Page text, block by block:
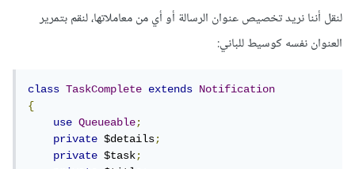
لنقل أننا نريد تخصيص عنوان الرسالة أو أي من معاملاتها، لنقم بتمرير
العنوان نفسه كوسيط للباني:
class TaskComplete extends
Notification
{
use
Queueable;
private $details;
private $task;